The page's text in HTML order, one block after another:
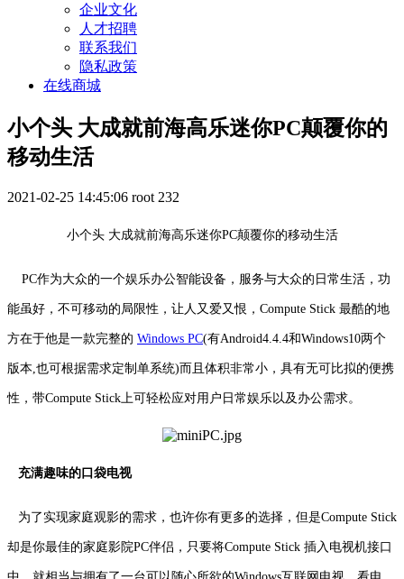
企业文化
人才招聘
联系我们
隐私政策
在线商城
小个头 大成就前海高乐迷你PC颠覆你的
移动生活
2021-02-25 14:45:06 root 232
小个头 大成就前海高乐迷你PC颠覆你的移动生活
PC作为大众的一个娱乐办公智能设备，服务与大众的日常生活，功
能虽好，不可移动的局限性，让人又爱又恨，Compute Stick 最酷的地
方在于他是一款完整的 Windows PC(有Android4.4.4和Windows10两个
版本,也可根据需求定制单系统)而且体积非常小，具有无可比拟的便携
性，带Compute Stick上可轻松应对用户日常娱乐以及办公需求。
充满趣味的口袋电视
为了实现家庭观影的需求，也许你有更多的选择，但是Compute Stick
却是你最佳的家庭影院PC伴侣，只要将Compute Stick 插入电视机接口